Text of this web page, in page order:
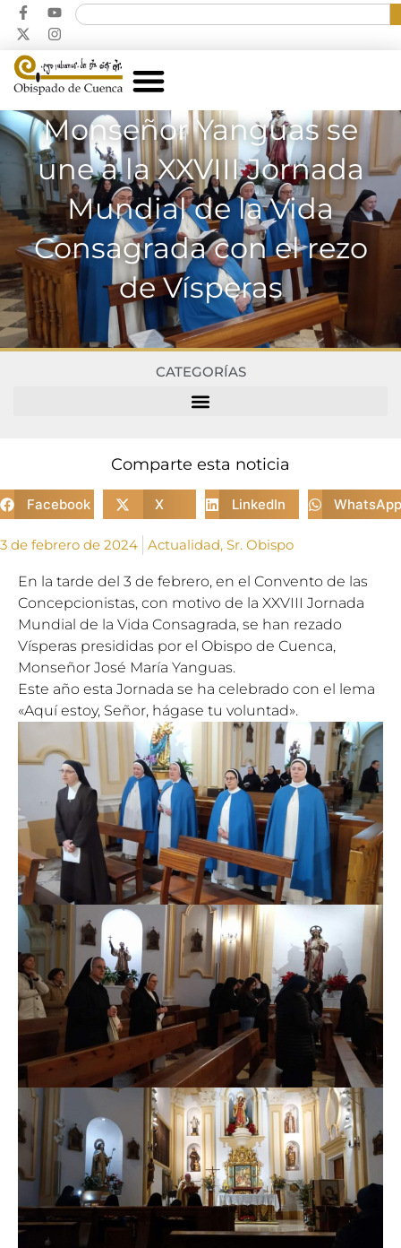
Monseñor Yanguas se
une a la XXVIII Jornada
Mundial de la Vida
Consagrada con el rezo
de Vísperas
CATEGORÍAS
Comparte esta noticia
Facebook X LinkedIn WhatsApp
3 de febrero de 2024 Actualidad, Sr. Obispo
En la tarde del 3 de febrero, en el Convento de las
Concepcionistas, con motivo de la XXVIII Jornada
Mundial de la Vida Consagrada, se han rezado
Vísperas presididas por el Obispo de Cuenca,
Monseñor José María Yanguas.
Este año esta Jornada se ha celebrado con el lema
«Aquí estoy, Señor, hágase tu voluntad».